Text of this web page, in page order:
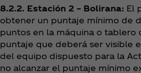
8.2.2. Estación 2 – Bolirana: El
obtener un puntaje mínimo de
puntos en la máquina o tablero
puntaje que deberá ser visible
del equipo dispuesto para la
no alcanzar el puntaje mínimo